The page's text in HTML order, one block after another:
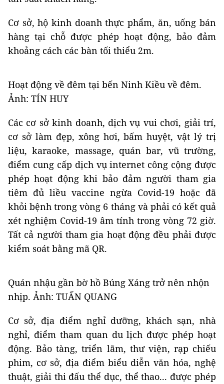
Cơ sở, hộ kinh doanh thực phẩm, ăn, uống bán
hàng tại chỗ được phép hoạt động, bảo đảm
khoảng cách các bàn tối thiểu 2m.
Hoạt động về đêm tại bến Ninh Kiều về đêm.
Ảnh: TÍN HUY
Các cơ sở kinh doanh, dịch vụ vui chơi, giải trí,
cơ sở làm đẹp, xông hơi, bấm huyệt, vật lý trị
liệu, karaoke, massage, quán bar, vũ trường,
điểm cung cấp dịch vụ internet công cộng được
phép hoạt động khi bảo đảm người tham gia
tiêm đủ liều vaccine ngừa Covid-19 hoặc đã
khỏi bệnh trong vòng 6 tháng và phải có kết quả
xét nghiệm Covid-19 âm tính trong vòng 72 giờ.
Tất cả người tham gia hoạt động đều phải được
kiểm soát bằng mã QR.
Quán nhậu gần bờ hồ Búng Xáng trở nên nhộn
nhịp. Ảnh: TUẤN QUANG
Cơ sở, địa điểm nghỉ dưỡng, khách sạn, nhà
nghỉ, điểm tham quan du lịch được phép hoạt
động. Bảo tàng, triển lãm, thư viện, rạp chiếu
phim, cơ sở, địa điểm biểu diễn văn hóa, nghệ
thuật, giải thi đấu thể dục, thể thao... được phép